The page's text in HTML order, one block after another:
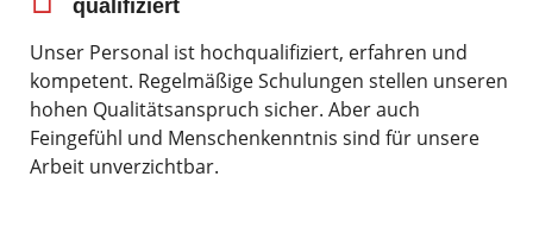
qualifiziert
Unser Personal ist hochqualifiziert, erfahren und
kompetent. Regelmäßige Schulungen stellen unseren
hohen Qualitätsanspruch sicher. Aber auch
Feingefühl und Menschenkenntnis sind für unsere
Arbeit unverzichtbar.